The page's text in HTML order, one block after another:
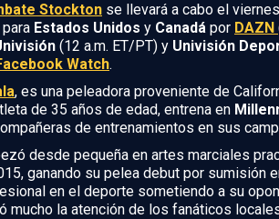
Stockton se llevará a cabo el
Estados Unidos y Canadá por DAZN
(12 a.m. ET/PT) y Univisión
Watch.
, es una peleadora proveniente de
de 35 años de edad, entrena en
de entrenamientos en sus
desde pequeña en artes marciales
ganando su pelea debut por sumisión
en el deporte sometiendo a su
mucho la atención de los fanáticos